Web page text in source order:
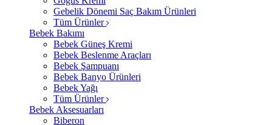
Gebelik Dönemi Saç Bakım Ürünleri
Tüm Ürünler
Bebek Bakımı
Bebek Güneş Kremi
Bebek Beslenme Araçları
Bebek Şampuanı
Bebek Banyo Ürünleri
Bebek Yağı
Tüm Ürünler
Bebek Aksesuarları
Biberon